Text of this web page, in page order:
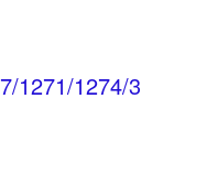
1271/1274/3